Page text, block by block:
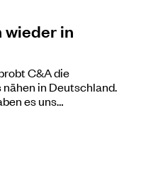
wieder in
C&A die
in Deutschland.
es uns…